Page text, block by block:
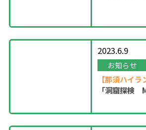
2023.6.9
お知らせ
【那須ハイラ
「洞窟探検